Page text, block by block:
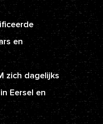
en
zich dagelijks
Eersel en